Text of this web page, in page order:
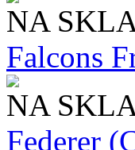
NA
Falcons
NA
Federer